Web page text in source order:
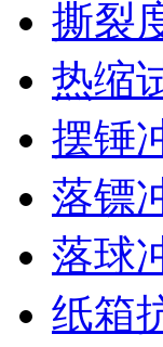
撕裂
热缩
摆锤
落镖
落球
纸箱